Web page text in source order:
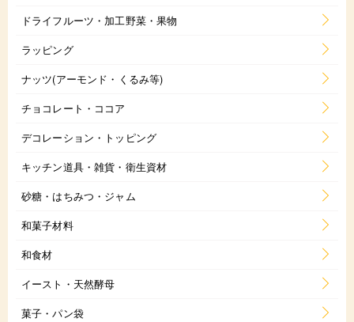
ドライフルーツ・加工野菜・果物
ラッピング
ナッツ(アーモンド・くるみ等)
チョコレート・ココア
デコレーション・トッピング
キッチン道具・雑貨・衛生資材
砂糖・はちみつ・ジャム
和菓子材料
和食材
イースト・天然酵母
菓子・パン袋